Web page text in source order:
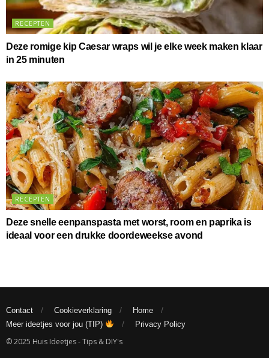
RECEPTEN
Deze romige kip Caesar wraps wil je elke week maken klaar
in 25 minuten
RECEPTEN
Deze snelle eenpanspasta met worst, room en paprika is
ideaal voor een drukke doordeweekse avond
Contact Cookieverklaring
Home
Meer ideetjes voor jou (TIP)
Privacy Policy
© 2025 Huis Ideetjes - Tips & DIY's